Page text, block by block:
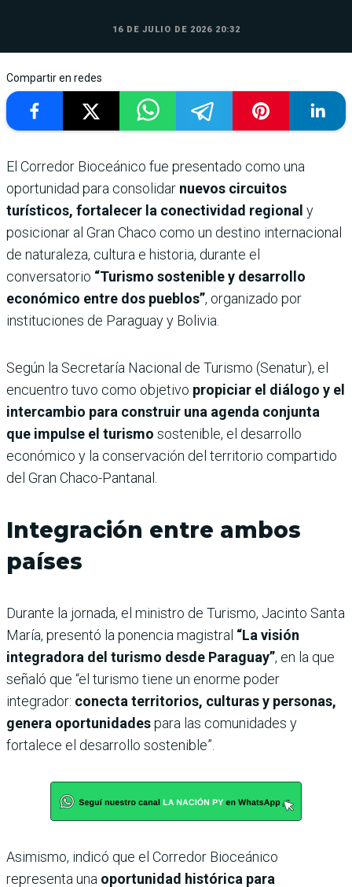
16 DE JULIO DE 2026 20:32
Compartir en redes
El Corredor Bioceánico fue presentado como una
oportunidad para consolidar nuevos circuitos
turísticos, fortalecer la conectividad regional y
posicionar al Gran Chaco como un destino internacional
de naturaleza, cultura e historia, durante el
conversatorio “Turismo sostenible y desarrollo
económico entre dos pueblos”, organizado por
instituciones de Paraguay y Bolivia.
Según la Secretaría Nacional de Turismo (Senatur), el
encuentro tuvo como objetivo propiciar el diálogo y el
intercambio para construir una agenda conjunta
que impulse el turismo sostenible, el desarrollo
económico y la conservación del territorio compartido
del Gran Chaco-Pantanal.
Integración entre ambos
países
Durante la jornada, el ministro de Turismo, Jacinto Santa
María, presentó la ponencia magistral “La visión
integradora del turismo desde Paraguay”, en la que
señaló que “el turismo tiene un enorme poder
integrador: conecta territorios, culturas y personas,
genera oportunidadespara las comunidades y
fortalece el desarrollo sostenible”.
Asimismo, indicó que el Corredor Bioceánico
representa una oportunidad histórica para